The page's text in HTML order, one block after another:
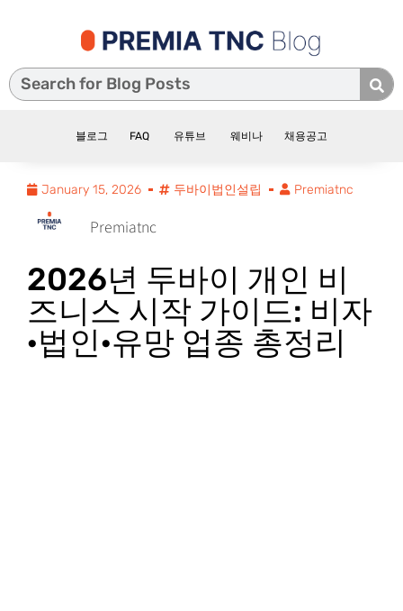
블로그 FAQ 유튜브 웨비나 채용공고
January 15, 2026 두바이법인설립 Premiatnc
Premiatnc
2026년 두바이 개인 비
즈니스 시작 가이드: 비자
·법인·유망 업종 총정리